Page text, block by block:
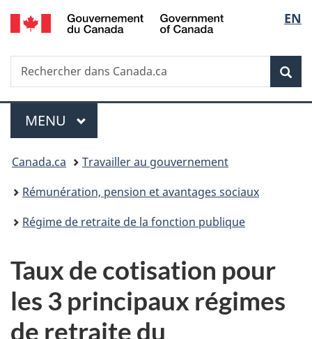
Passer
au
principal
Passer
à
Au
du
Passer
à
version
simplifiée
de
la
EN
Recherche
Rechercher
dans
Menu
MENU PRINCIPAL
Vous
êtes
ici :
Canada.ca
Travailler au gouvernement
Rémunération, pension et avantages sociaux
Régime de retraite de la fonction publique
Taux de cotisation pour
les 3 principaux régimes
de retraite du